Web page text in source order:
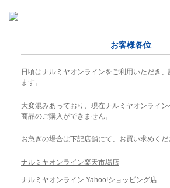
お客様各位
日頃はナルミヤオンラインをご利用いただき
ます。
大変混みあっており、現在ナルミヤオンライ
商品のご購入ができません。
お急ぎの場合は下記店舗にて、お買い求めくだ
ナルミヤオンライン楽天市場店
ナルミヤオンライン Yahoo!ショッピング店